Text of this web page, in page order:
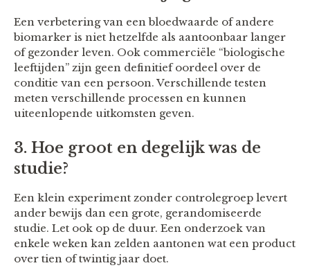
Een verbetering van een bloedwaarde of andere
biomarker is niet hetzelfde als aantoonbaar langer
of gezonder leven. Ook commerciële “biologische
leeftijden” zijn geen definitief oordeel over de
conditie van een persoon. Verschillende testen
meten verschillende processen en kunnen
uiteenlopende uitkomsten geven.
3. Hoe groot en degelijk was de
studie?
Een klein experiment zonder controlegroep levert
ander bewijs dan een grote, gerandomiseerde
studie. Let ook op de duur. Een onderzoek van
enkele weken kan zelden aantonen wat een product
over tien of twintig jaar doet.